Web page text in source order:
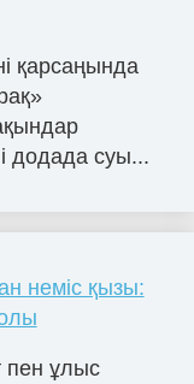
қарсаңында
додада суы...
неміс қызы:
пен ұлыс